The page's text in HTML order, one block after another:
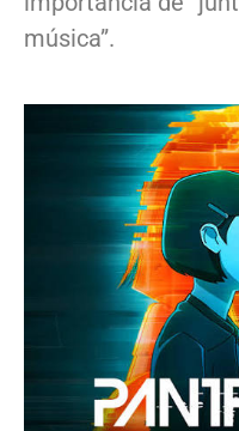
música”.